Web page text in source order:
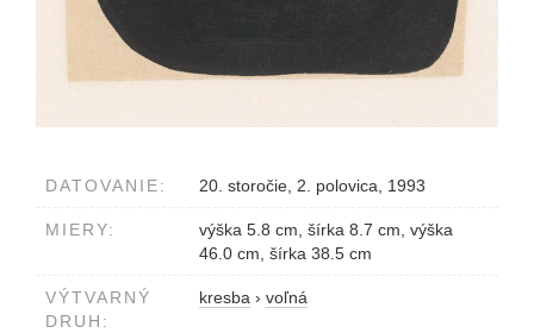
DATOVANIE: 20. storočie, 2. polovica, 1993
MIERY:
výška 5.8 cm, šírka 8.7 cm, výška
46.0 cm, šírka 38.5 cm
VÝTVARNÝ
DRUH:
kresba › voľná